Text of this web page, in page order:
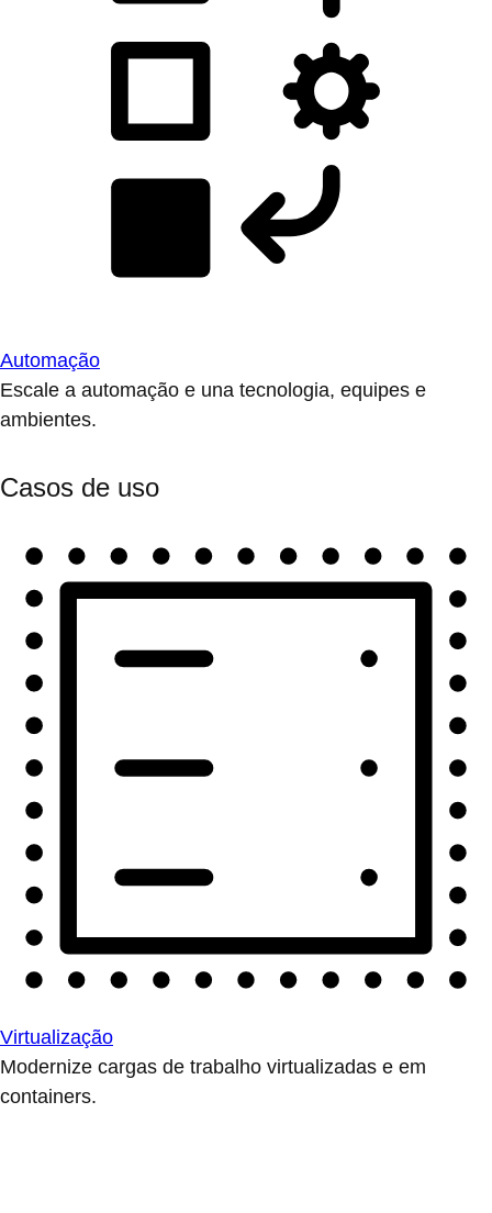
Automação
Escale a automação e una tecnologia, equipes e
ambientes.
Casos de uso
Virtualização
Modernize cargas de trabalho virtualizadas e em
containers.